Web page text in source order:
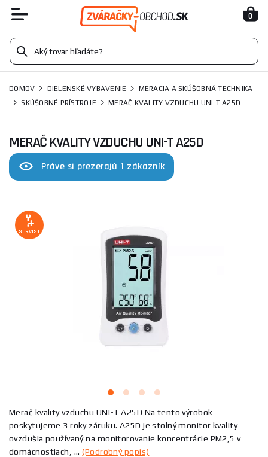
0
DOMOV DIELENSKÉ VYBAVENIE
MERACIA A SKÚŠOBNÁ TECHNIKA
SKÚŠOBNÉ PRÍSTROJE
MERAČ KVALITY VZDUCHU UNI-T A25D
MERAČ KVALITY VZDUCHU UNI-T A25D
Práve si prezerajú 1 zákazník
SERVIS+
Merač kvality vzduchu UNI-T A25D Na tento výrobok
poskytujeme 3 roky záruku. A25D je stolný monitor kvality
ovzdušia používaný na monitorovanie koncentrácie PM2,5 v
domácnostiach, ...(Podrobný popis)